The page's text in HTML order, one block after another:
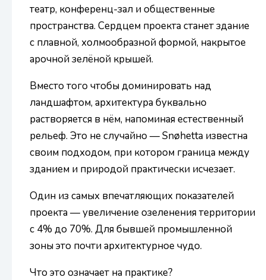
театр, конференц-зал и общественные
пространства. Сердцем проекта станет здание
с плавной, холмообразной формой, накрытое
арочной зелёной крышей.
Вместо того чтобы доминировать над
ландшафтом, архитектура буквально
растворяется в нём, напоминая естественный
рельеф. Это не случайно — Snøhetta известна
своим подходом, при котором граница между
зданием и природой практически исчезает.
Один из самых впечатляющих показателей
проекта — увеличение озеленения территории
с 4% до 70%. Для бывшей промышленной
зоны это почти архитектурное чудо.
Что это означает на практике?